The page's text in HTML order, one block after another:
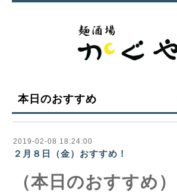
本日のおすすめ
2019-02-08 18:24:00
２月８日（金）おすすめ！
（本日のおすすめ）